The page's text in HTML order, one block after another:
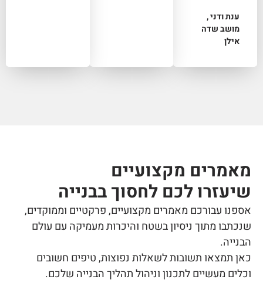
ענת ודני ,
מושב שדה
אילן
מאמרים מקצועיים
שיעזרו לכם לחסוך בבנייה
אספנו עבורכם מאמרים מקצועיים, פרקטיים וממוקדים,
שנכתבו מתוך ניסיון בשטח והיכרות מעמיקה עם עולם
הבנייה.
כאן תמצאו תשובות לשאלות נפוצות, טיפים חשובים
וכלים מעשיים לתכנון וניהול תהליך הבנייה שלכם.